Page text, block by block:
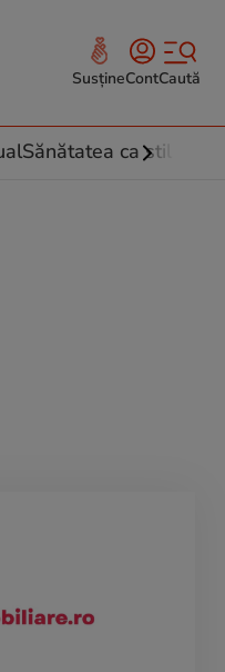
SusțineContCaută
Sănătatea ca stil de